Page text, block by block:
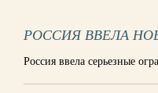
РОССИЯ ВВЕЛА
Россия ввела серьезные